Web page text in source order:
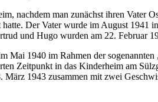
nachdem man zunächst ihren
Der Vater wurde im August 1941
und Hugo wurden am 22. Februar
Mai 1940 im Rahmen der sogenannten
Zeitpunkt in das Kinderheim am
1943 zusammen mit zwei